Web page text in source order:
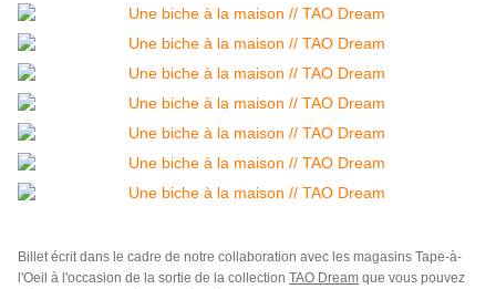
Billet écrit dans le cadre de notre collaboration avec les magasins Tape-à-
l'Oeil à l'occasion de la sortie de la collection TAO Dream que vous pouvez